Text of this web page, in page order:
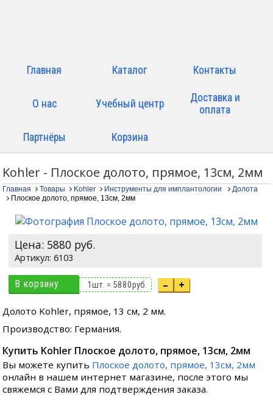
Главная Каталог Контакты
О нас Учебный центр
Доставка и
оплата
Партнёры Корзина
Kohler - Плоское долото, прямое, 13см, 2мм
Главная Товары Kohler Инструменты для имплантологии
Долота
Плоское долото, прямое, 13см, 2мм
Цена: 5880 руб.
6103
В корзину 1шт. = 5880руб. – +
Долото Kohler, прямое, 13 см, 2 мм.
Производство: Германия.
Купить Kohler Плоское долото, прямое, 13см, 2мм
Вы можете купить Плоское долото, прямое, 13см, 2мм
онлайн в нашем интернет магазине, после этого мы
свяжемся с Вами для подтверждения заказа.